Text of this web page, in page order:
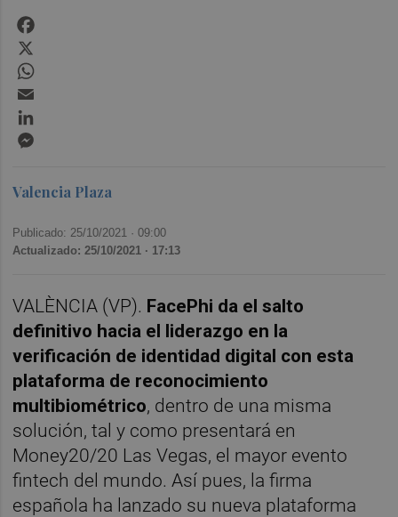
Valencia Plaza
Publicado: 25/10/2021 ·09:00
Actualizado: 25/10/2021 · 17:13
VALÈNCIA (VP). FacePhi da el salto
definitivo hacia el liderazgo en la
verificación de identidad digital con esta
plataforma de reconocimiento
multibiométrico, dentro de una misma
solución, tal y como presentará en
Money20/20 Las Vegas, el mayor evento
fintech del mundo. Así pues, la firma
española ha lanzado su nueva plataforma